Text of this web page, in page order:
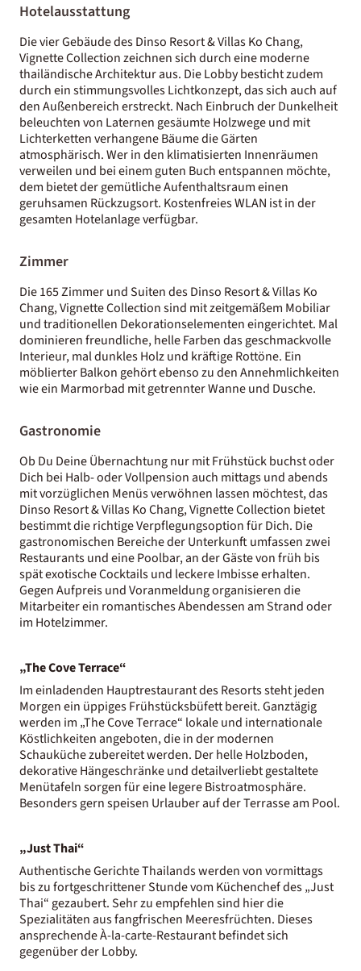
Hotelausstattung
Die vier Gebäude des Dinso Resort & Villas Ko Chang,
Vignette Collection zeichnen sich durch eine moderne
thailändische Architektur aus. Die Lobby besticht zudem
durch ein stimmungsvolles Lichtkonzept, das sich auch auf
den Außenbereich erstreckt. Nach Einbruch der Dunkelheit
beleuchten von Laternen gesäumte Holzwege und mit
Lichterketten verhangene Bäume die Gärten
atmosphärisch. Wer in den klimatisierten Innenräumen
verweilen und bei einem guten Buch entspannen möchte,
dem bietet der gemütliche Aufenthaltsraum einen
geruhsamen Rückzugsort. Kostenfreies WLAN ist in der
gesamten Hotelanlage verfügbar.
Zimmer
Die 165 Zimmer und Suiten des Dinso Resort & Villas Ko
Chang, Vignette Collection sind mit zeitgemäßem Mobiliar
und traditionellen Dekorationselementen eingerichtet. Mal
dominieren freundliche, helle Farben das geschmackvolle
Interieur, mal dunkles Holz und kräftige Rottöne. Ein
möblierter Balkon gehört ebenso zu den Annehmlichkeiten
wie ein Marmorbad mit getrennter Wanne und Dusche.
Gastronomie
Ob Du Deine Übernachtung nur mit Frühstück buchst oder
Dich bei Halb- oder Vollpension auch mittags und abends
mit vorzüglichen Menüs verwöhnen lassen möchtest, das
Dinso Resort & Villas Ko Chang, Vignette Collection bietet
bestimmt die richtige Verpflegungsoption für Dich. Die
gastronomischen Bereiche der Unterkunft umfassen zwei
Restaurants und eine Poolbar, an der Gäste von früh bis
spät exotische Cocktails und leckere Imbisse erhalten.
Gegen Aufpreis und Voranmeldung organisieren die
Mitarbeiter ein romantisches Abendessen am Strand oder
im Hotelzimmer.
„The Cove Terrace“
Im einladenden Hauptrestaurant des Resorts steht jeden
Morgen ein üppiges Frühstücksbüfett bereit. Ganztägig
werden im „The Cove Terrace“ lokale und internationale
Köstlichkeiten angeboten, die in der modernen
Schauküche zubereitet werden. Der helle Holzboden,
dekorative Hängeschränke und detailverliebt gestaltete
Menütafeln sorgen für eine legere Bistroatmosphäre.
Besonders gern speisen Urlauber auf der Terrasse am Pool.
„Just Thai“
Authentische Gerichte Thailands werden von vormittags
bis zu fortgeschrittener Stunde vom Küchenchef des „Just
Thai“ gezaubert. Sehr zu empfehlen sind hier die
Spezialitäten aus fangfrischen Meeresfrüchten. Dieses
ansprechende À-la-carte-Restaurant befindet sich
gegenüber der Lobby.